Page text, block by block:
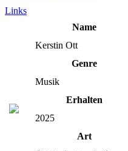
Links
Name
Kerstin Ott
Genre
Musik
Erhalten
2025
Art